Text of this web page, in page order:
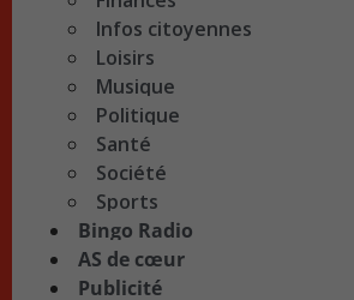
Infos citoyennes
Loisirs
Musique
Politique
Santé
Société
Sports
Bingo Radio
AS de cœur
Publicité